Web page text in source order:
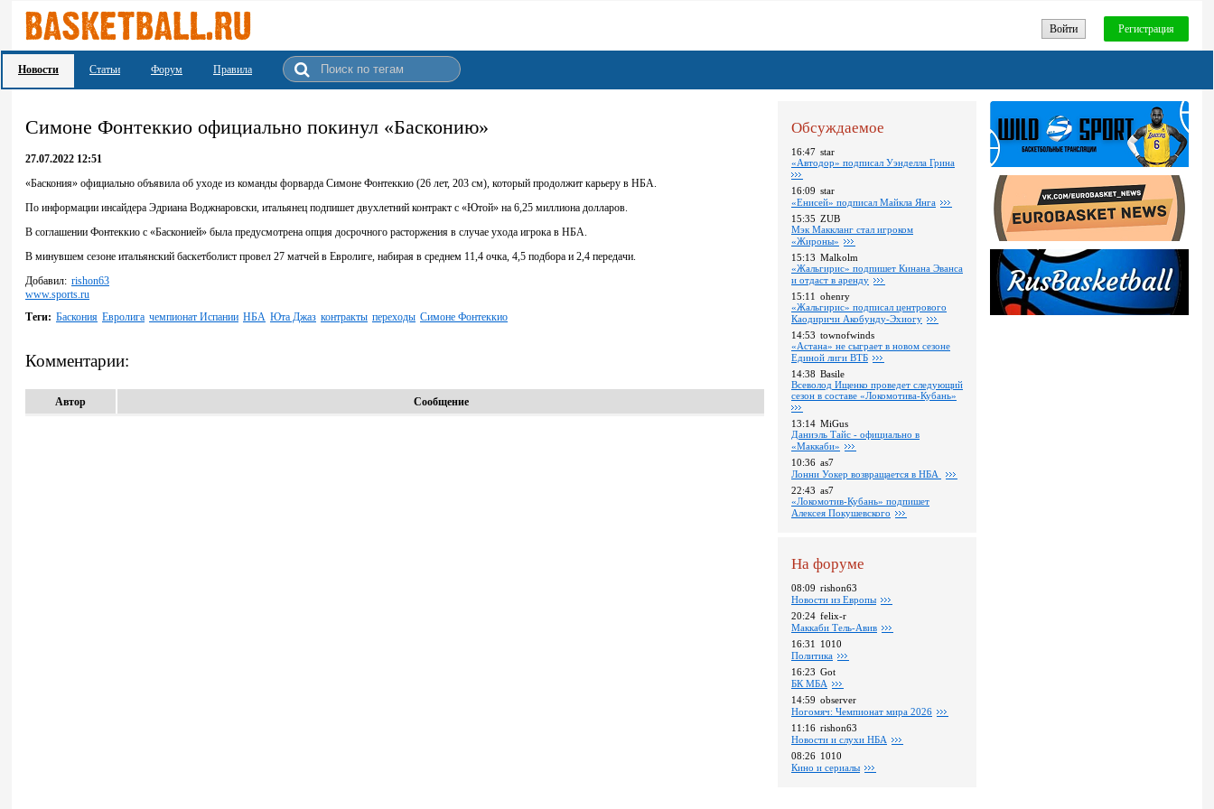
Войти Регистрация
Новости Статьи Форум Правила
Симоне Фонтеккио официально покинул «Басконию»
27.07.2022 12:51
«Баскония» официально объявила об уходе из команды форварда Симоне Фонтеккио (26 лет, 203 см), который продолжит карьеру в НБА.
По информации инсайдера Эдриана Воджнаровски, итальянец подпишет двухлетний контракт с «Ютой» на 6,25 миллиона долларов.
В соглашении Фонтеккио с «Басконией» была предусмотрена опция досрочного расторжения в случае ухода игрока в НБА.
В минувшем сезоне итальянский баскетболист провел 27 матчей в Евролиге, набирая в среднем 11,4 очка, 4,5 подбора и 2,4 передачи.
Добавил: rishon63
www.sports.ru
Теги: Баскония Евролига чемпионат Испании НБА Юта Джаз контракты переходы Симоне Фонтеккио
Комментарии:
Автор Сообщение
Обсуждаемое
16:47 star
«Автодор» подписал Уэнделла Грина
16:09 star
«Енисей» подписал Майкла Янга
15:35 ZUB
Мэк Маккланг стал игроком
«Жироны»
15:13 Malkolm
«Жальгирис» подпишет Кинана Эванса
и отдаст в аренду
15:11 ohenry
«Жальгирис» подписал центрового
Каодиричи Акобунду-Эхиогу
14:53 townofwinds
«Астана» не сыграет в новом сезоне
Единой лиги ВТБ
14:38 Basile
Всеволод Ищенко проведет следующий
сезон в составе «Локомотива-Кубань»
13:14 MiGus
Даниэль Тайс - официально в
«Маккаби»
10:36 as7
Лонни Уокер возвращается в НБА
22:43 as7
«Локомотив-Кубань» подпишет
Алексея Покушевского
На форуме
08:09 rishon63
Новости из Европы
20:24 felix-r
Маккаби Тель-Авив
16:31
1010
Политика
16:23 Got
БК МБА
14:59 observer
Ногомяч: Чемпионат мира 2026
11:16 rishon63
Новости и слухи НБА
08:26 1010
Кино и сериалы